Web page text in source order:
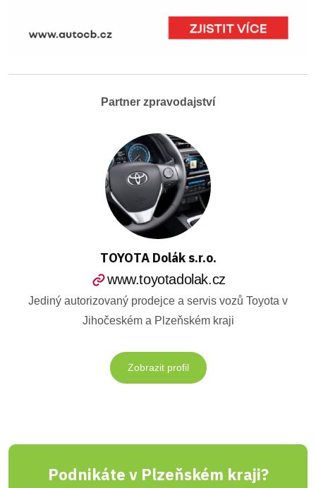
Partner zpravodajství
TOYOTA Dolák s.r.o.
www.toyotadolak.cz
Jediný autorizovaný prodejce a servis vozů Toyota v
Jihočeském a Plzeňském kraji
Zobrazit profil
Podnikáte v Plzeňském kraji?